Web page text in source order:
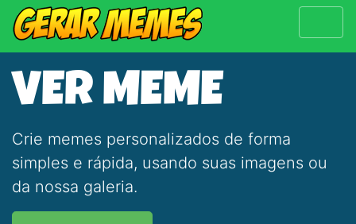
VER MEME
Crie memes personalizados de forma
simples e rápida, usando suas imagens ou
da nossa galeria.